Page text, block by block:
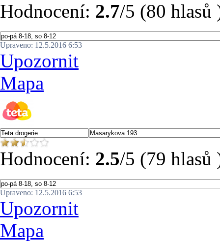
Hodnocení: 2.7/5 (80 hlasů
Upraveno: 12.5.2016 6:53
Upozornit
Mapa
Hodnocení: 2.5/5 (79 hlasů
Upraveno: 12.5.2016 6:53
Upozornit
Mapa